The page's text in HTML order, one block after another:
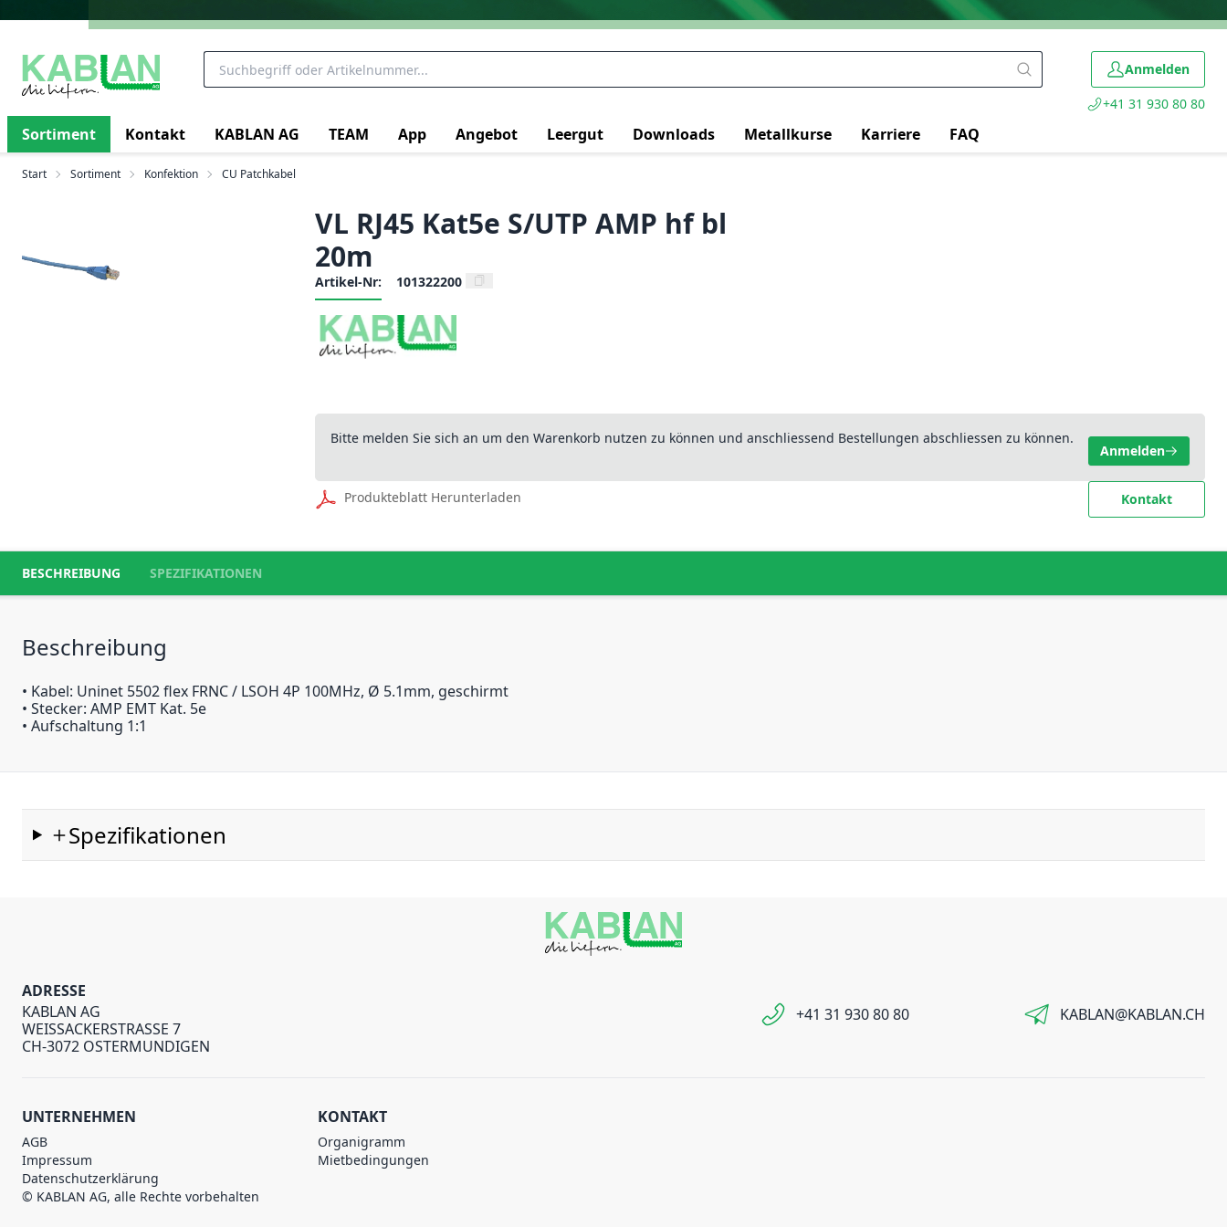
Anmelden
+41 31 930 80 80
Sortiment Kontakt KABLAN AG TEAM App Angebot Leergut Downloads Metallkurse Karriere FAQ
Start Sortiment Konfektion CU Patchkabel
VL RJ45 Kat5e S/UTP AMP hf bl
20m
Artikel-Nr: 101322200
Bitte melden Sie sich an um den Warenkorb nutzen zu können und anschliessend Bestellungen abschliessen zu können.
Anmelden
Produkteblatt Herunterladen Kontakt
BESCHREIBUNG SPEZIFIKATIONEN
Beschreibung
• Kabel: Uninet 5502 flex FRNC / LSOH 4P 100MHz, Ø 5.1mm, geschirmt
• Stecker: AMP EMT Kat. 5e
• Aufschaltung 1:1
Spezifikationen
ADRESSE
KABLAN AG
WEISSACKERSTRASSE 7
CH-3072 OSTERMUNDIGEN
+41 31 930 80 80 KABLAN@KABLAN.CH
UNTERNEHMEN
AGB
Impressum
Datenschutzerklärung
© KABLAN AG, alle Rechte vorbehalten
KONTAKT
Organigramm
Mietbedingungen